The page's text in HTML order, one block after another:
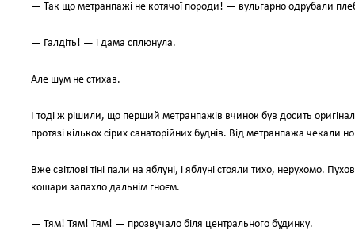
— Так що метранпажі не котячої породи! — вульгарно одрубали
— Галдіть! — і дама сплюнула.
Але шум не стихав.
І тоді ж рішили, що перший метранпажів вчинок був досить
протязі кількох сірих санаторійних буднів. Від метранпажа чекали
Вже світлові тіні пали на яблуні, і яблуні стояли тихо, нерухомо.
кошари запахло дальнім гноєм.
— Тям! Тям! Тям! — прозвучало біля центрального будинку.